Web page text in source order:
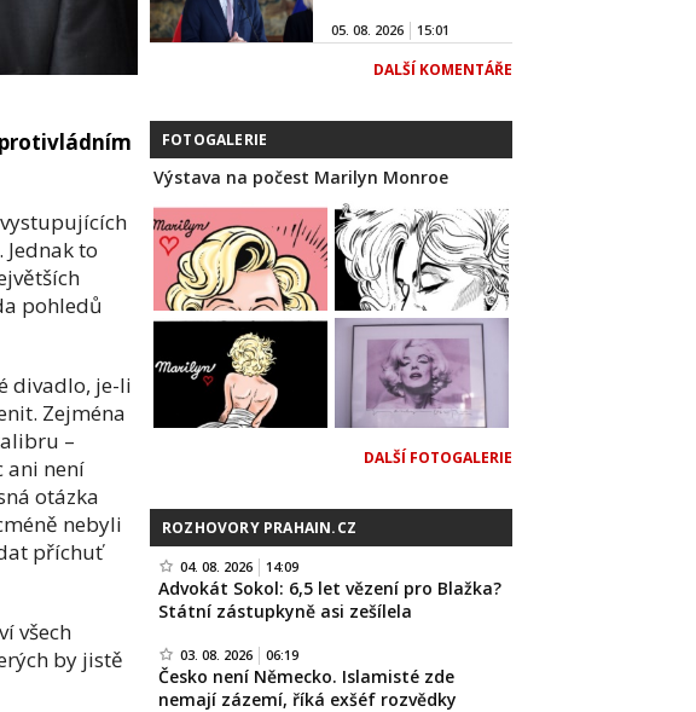
protivládním
to
pohledů
divadlo, je-li
Zejména
–
ani není
otázka
nebyli
příchuť
všech
by jistě
05. 08. 2026 15:01
DALŠÍ KOMENTÁŘE
FOTOGALERIE
Výstava na počest Marilyn Monroe
DALŠÍ FOTOGALERIE
ROZHOVORY PRAHAIN.CZ
04. 08. 2026 14:09
Advokát Sokol: 6,5 let vězení pro Blažka?
Státní zástupkyně asi zešílela
03. 08. 2026 06:19
Česko není Německo. Islamisté zde
nemají zázemí, říká exšéf rozvědky